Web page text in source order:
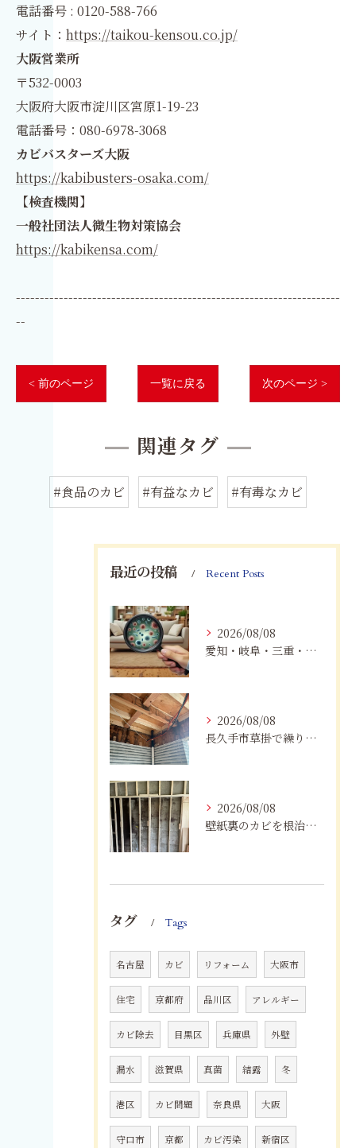
電話番号 : 0120-588-766
サイト： https://taikou-kensou.co.jp/
大阪営業所
〒532-0003
大阪府大阪市淀川区宮原1-19-23
電話番号：080-6978-3068
カビバスターズ大阪
https://kabibusters-osaka.com/
【検査機関】
一般社団法人微生物対策協会
https://kabikensa.com/
--------------------------------------------------------------------
--
< 前のページ 一覧に戻る 次のページ >
関連タグ
#食品のカビ #有益なカビ #有毒なカビ
最近の投稿 Recent Posts
2026/08/08
愛知・岐阜・三重・静岡で真菌（カビ）による健康被害にお悩みの方へ｜室内環境改善とMIST工法®による専門対策
2026/08/08
長久手市草掛で繰り返すカビにお困りの方へ｜原因から解決策まで紹介
2026/08/08
壁紙裏のカビを根治！下地交換と防カビリフォームの重要性
タグ Tags
名古屋 カビ リフォーム 大阪市
住宅 京都府 品川区 アレルギー
カビ除去 目黒区 兵庫県 外壁
漏水 滋賀県 真菌 結露 冬
港区 カビ問題 奈良県 大阪
守口市 京都 カビ汚染 新宿区